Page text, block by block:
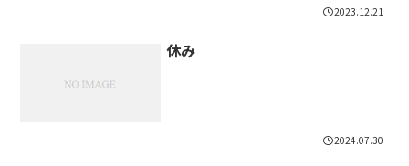
2023.12.21
休み
2024.07.30